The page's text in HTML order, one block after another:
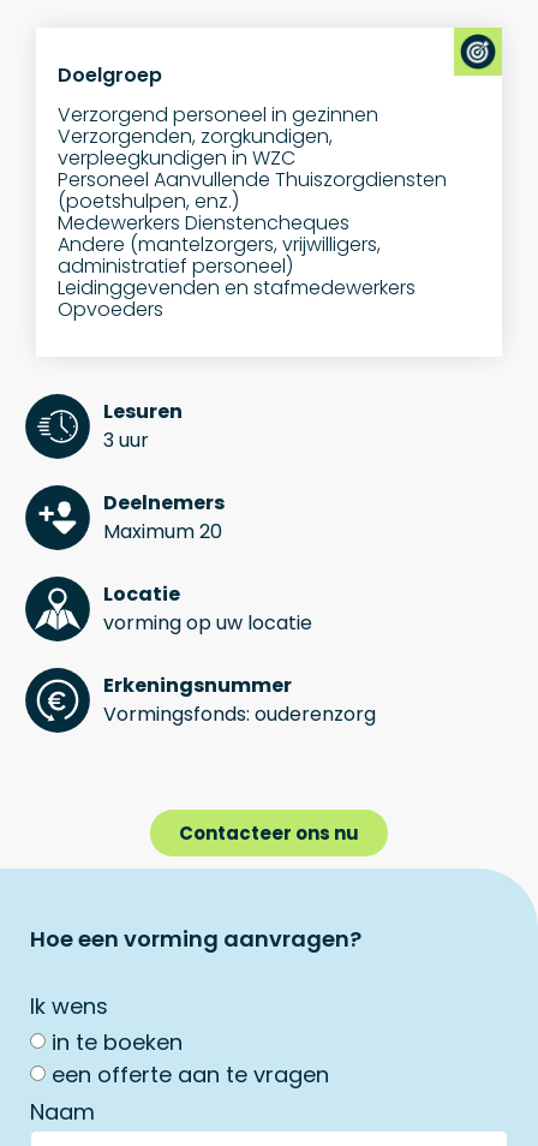
Doelgroep
Verzorgend personeel in gezinnen
Verzorgenden, zorgkundigen,
verpleegkundigen in WZC
Personeel Aanvullende Thuiszorgdiensten
(poetshulpen, enz.)
Medewerkers Dienstencheques
Andere (mantelzorgers, vrijwilligers,
administratief personeel)
Leidinggevenden en stafmedewerkers
Opvoeders
Lesuren
3 uur
Deelnemers
Maximum 20
Locatie
vorming op uw locatie
Erkeningsnummer
Vormingsfonds: ouderenzorg
Contacteer ons nu
Hoe een vorming aanvragen?
Ik wens
in te boeken
een offerte aan te vragen
Naam